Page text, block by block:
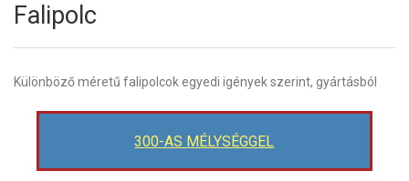
Falipolc
Különböző méretű falipolcok egyedi igények szerint, gyártásból
300-AS MÉLYSÉGGEL